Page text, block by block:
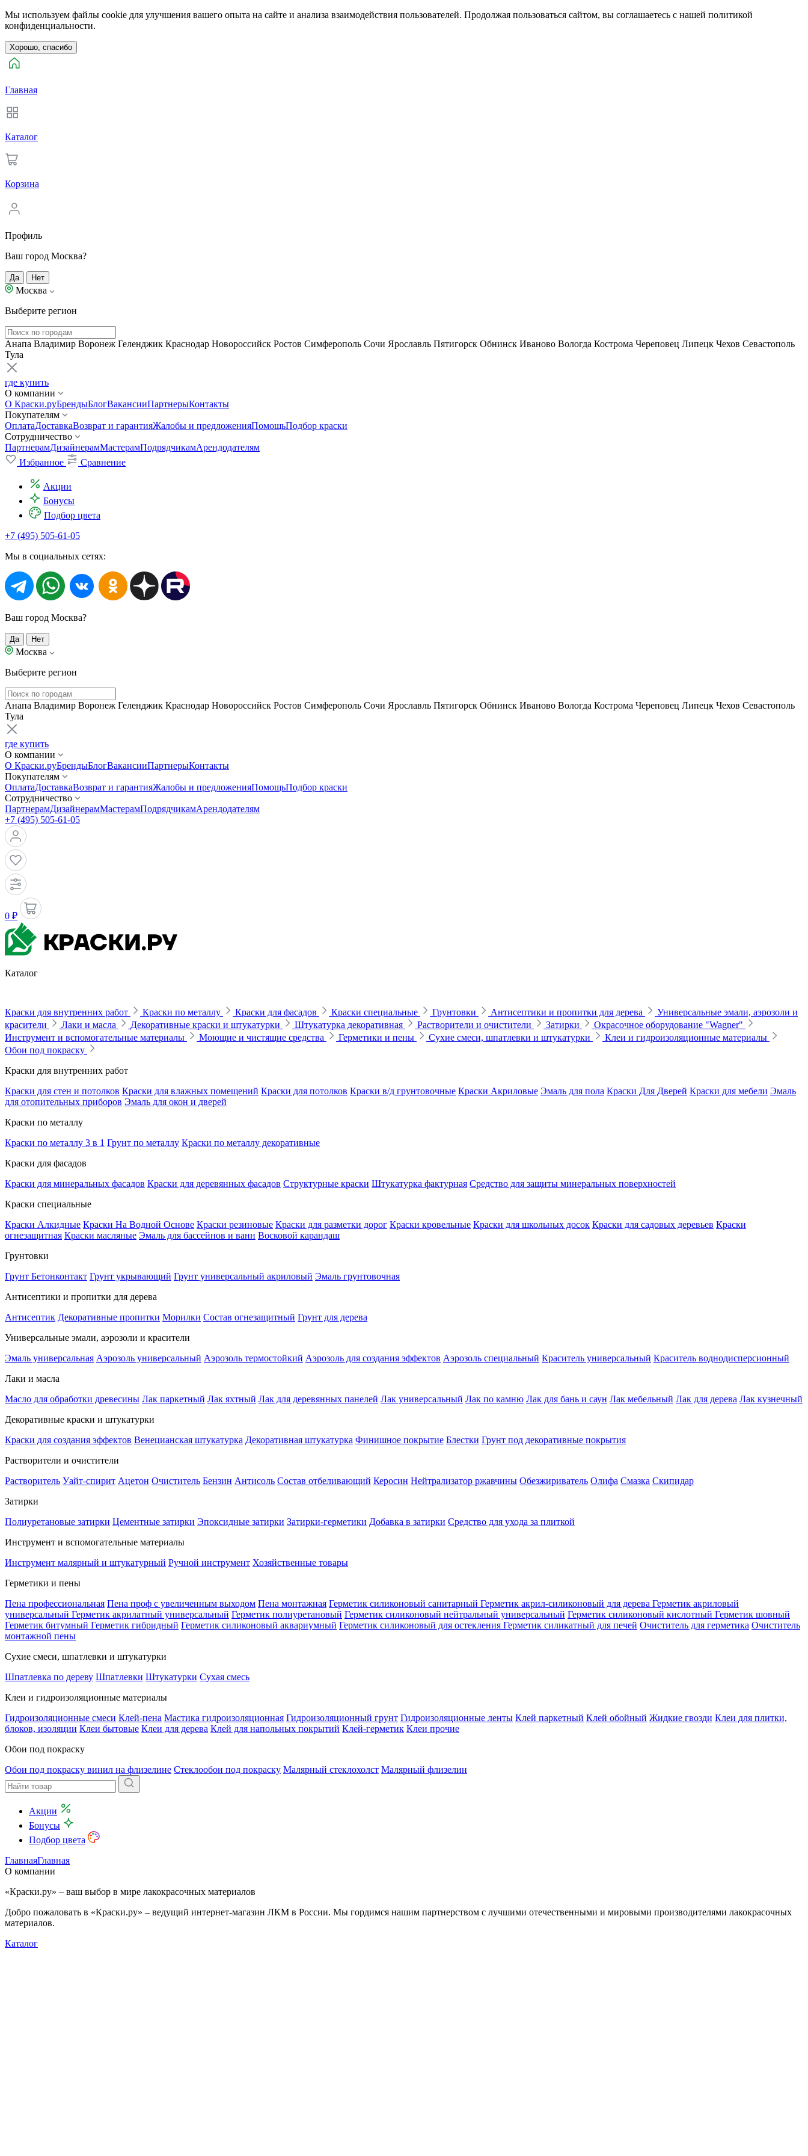
Мы используем файлы cookie для улучшения вашего опыта на сайте и анализа взаимодействия пользователей. Продолжая пользоваться сайтом, вы соглашаетесь с нашей политикой
конфиденциальности.
Хорошо, спасибо
Главная
Каталог
Корзина
Профиль
Ваш город Москва?
Да Нет
Москва
Выберите регион
Анапа Владимир Воронеж Геленджик Краснодар Новороссийск Ростов Симферополь Сочи Ярославль Пятигорск Обнинск Иваново Вологда Кострома Череповец Липецк Чехов Севастополь
Тула
где купить
О компании
О Краски.руБрендыБлогВакансииПартнерыКонтакты
Покупателям
ОплатаДоставкаВозврат и гарантияЖалобы и предложенияПомощьПодбор краски
Сотрудничество
ПартнерамДизайнерамМастерамПодрядчикамАрендодателям
Избранное
Сравнение
Акции
Бонусы
Подбор цвета
+7 (495) 505-61-05
Мы в социальных сетях:
Ваш город Москва?
Да Нет
Москва
Выберите регион
Анапа Владимир Воронеж Геленджик Краснодар Новороссийск Ростов Симферополь Сочи Ярославль Пятигорск Обнинск Иваново Вологда Кострома Череповец Липецк Чехов Севастополь
Тула
где купить
О компании
О Краски.руБрендыБлогВакансииПартнерыКонтакты
Покупателям
ОплатаДоставкаВозврат и гарантияЖалобы и предложенияПомощьПодбор краски
Сотрудничество
ПартнерамДизайнерамМастерамПодрядчикамАрендодателям
+7 (495) 505-61-05
0 ₽
Каталог
Краски для внутренних работ Краски по металлу Краски для фасадов Краски специальные Грунтовки Антисептики и пропитки для дерева
Универсальные эмали, аэрозоли и
красители
Лаки и масла Декоративные краски и штукатурки Штукатурка декоративная Растворители и очистители Затирки
Окрасочное оборудование "Wagner"
Инструмент и вспомогательные материалы
Моющие и чистящие средства Герметики и пены Сухие смеси, шпатлевки и штукатурки
Клеи и гидроизоляционные материалы
Обои под покраску
Краски для внутренних работ
Краски для стен и потолков Краски для влажных помещений Краски для потолков Краски в/д грунтовочные Краски Акриловые Эмаль для пола Краски Для Дверей Краски для мебели Эмаль
для отопительных приборов Эмаль для окон и дверей
Краски по металлу
Краски по металлу 3 в 1 Грунт по металлу Краски по металлу декоративные
Краски для фасадов
Краски для минеральных фасадов Краски для деревянных фасадов Структурные краски Штукатурка фактурная Средство для защиты минеральных поверхностей
Краски специальные
Краски Алкидные Краски На Водной Основе Краски резиновые Краски для разметки дорог Краски кровельные Краски для школьных досок Краски для садовых деревьев Краски
огнезащитная Краски масляные Эмаль для бассейнов и ванн Восковой карандаш
Грунтовки
Грунт Бетонконтакт Грунт укрывающий Грунт универсальный акриловый Эмаль грунтовочная
Антисептики и пропитки для дерева
Антисептик Декоративные пропитки Морилки Состав огнезащитный Грунт для дерева
Универсальные эмали, аэрозоли и красители
Эмаль универсальная Аэрозоль универсальный Аэрозоль термостойкий Аэрозоль для создания эффектов Аэрозоль специальный Краситель универсальный Краситель воднодисперсионный
Лаки и масла
Масло для обработки древесины Лак паркетный Лак яхтный Лак для деревянных панелей Лак универсальный Лак по камню Лак для бань и саун Лак мебельный Лак для дерева Лак кузнечный
Декоративные краски и штукатурки
Краски для создания эффектов Венецианская штукатурка Декоративная штукатурка Финишное покрытие Блестки Грунт под декоративные покрытия
Растворители и очистители
Растворитель Уайт-спирит Ацетон Очиститель Бензин Антисоль Состав отбеливающий Керосин Нейтрализатор ржавчины Обезжириватель Олифа Смазка Скипидар
Затирки
Полиуретановые затирки Цементные затирки Эпоксидные затирки Затирки-герметики Добавка в затирки Средство для ухода за плиткой
Инструмент и вспомогательные материалы
Инструмент малярный и штукатурный Ручной инструмент Хозяйственные товары
Герметики и пены
Пена профессиональная Пена проф с увеличенным выходом Пена монтажная Герметик силиконовый санитарный Герметик акрил-силиконовый для дерева Герметик акриловый
универсальный Герметик акрилатный универсальный Герметик полиуретановый Герметик силиконовый нейтральный универсальный Герметик силиконовый кислотный Герметик шовный
Герметик битумный Герметик гибридный Герметик силиконовый аквариумный Герметик силиконовый для остекления Герметик силикатный для печей Очиститель для герметика Очиститель
монтажной пены
Сухие смеси, шпатлевки и штукатурки
Шпатлевка по дереву Шпатлевки Штукатурки Сухая смесь
Клеи и гидроизоляционные материалы
Гидроизоляционные смеси Клей-пена Мастика гидроизоляционная Гидроизоляционный грунт Гидроизоляционные ленты Клей паркетный Клей обойный Жидкие гвозди Клеи для плитки,
блоков, изоляции Клеи бытовые Клеи для дерева Клей для напольных покрытий Клей-герметик Клеи прочие
Обои под покраску
Обои под покраску винил на флизелине Стеклообои под покраску Малярный стеклохолст Малярный флизелин
Акции
Бонусы
Подбор цвета
ГлавнаяГлавная
О компании
«Краски.ру» – ваш выбор в мире лакокрасочных материалов
Добро пожаловать в «Краски.ру» – ведущий интернет-магазин ЛКМ в России. Мы гордимся нашим партнерством с лучшими отечественными и мировыми производителями лакокрасочных
материалов.
Каталог